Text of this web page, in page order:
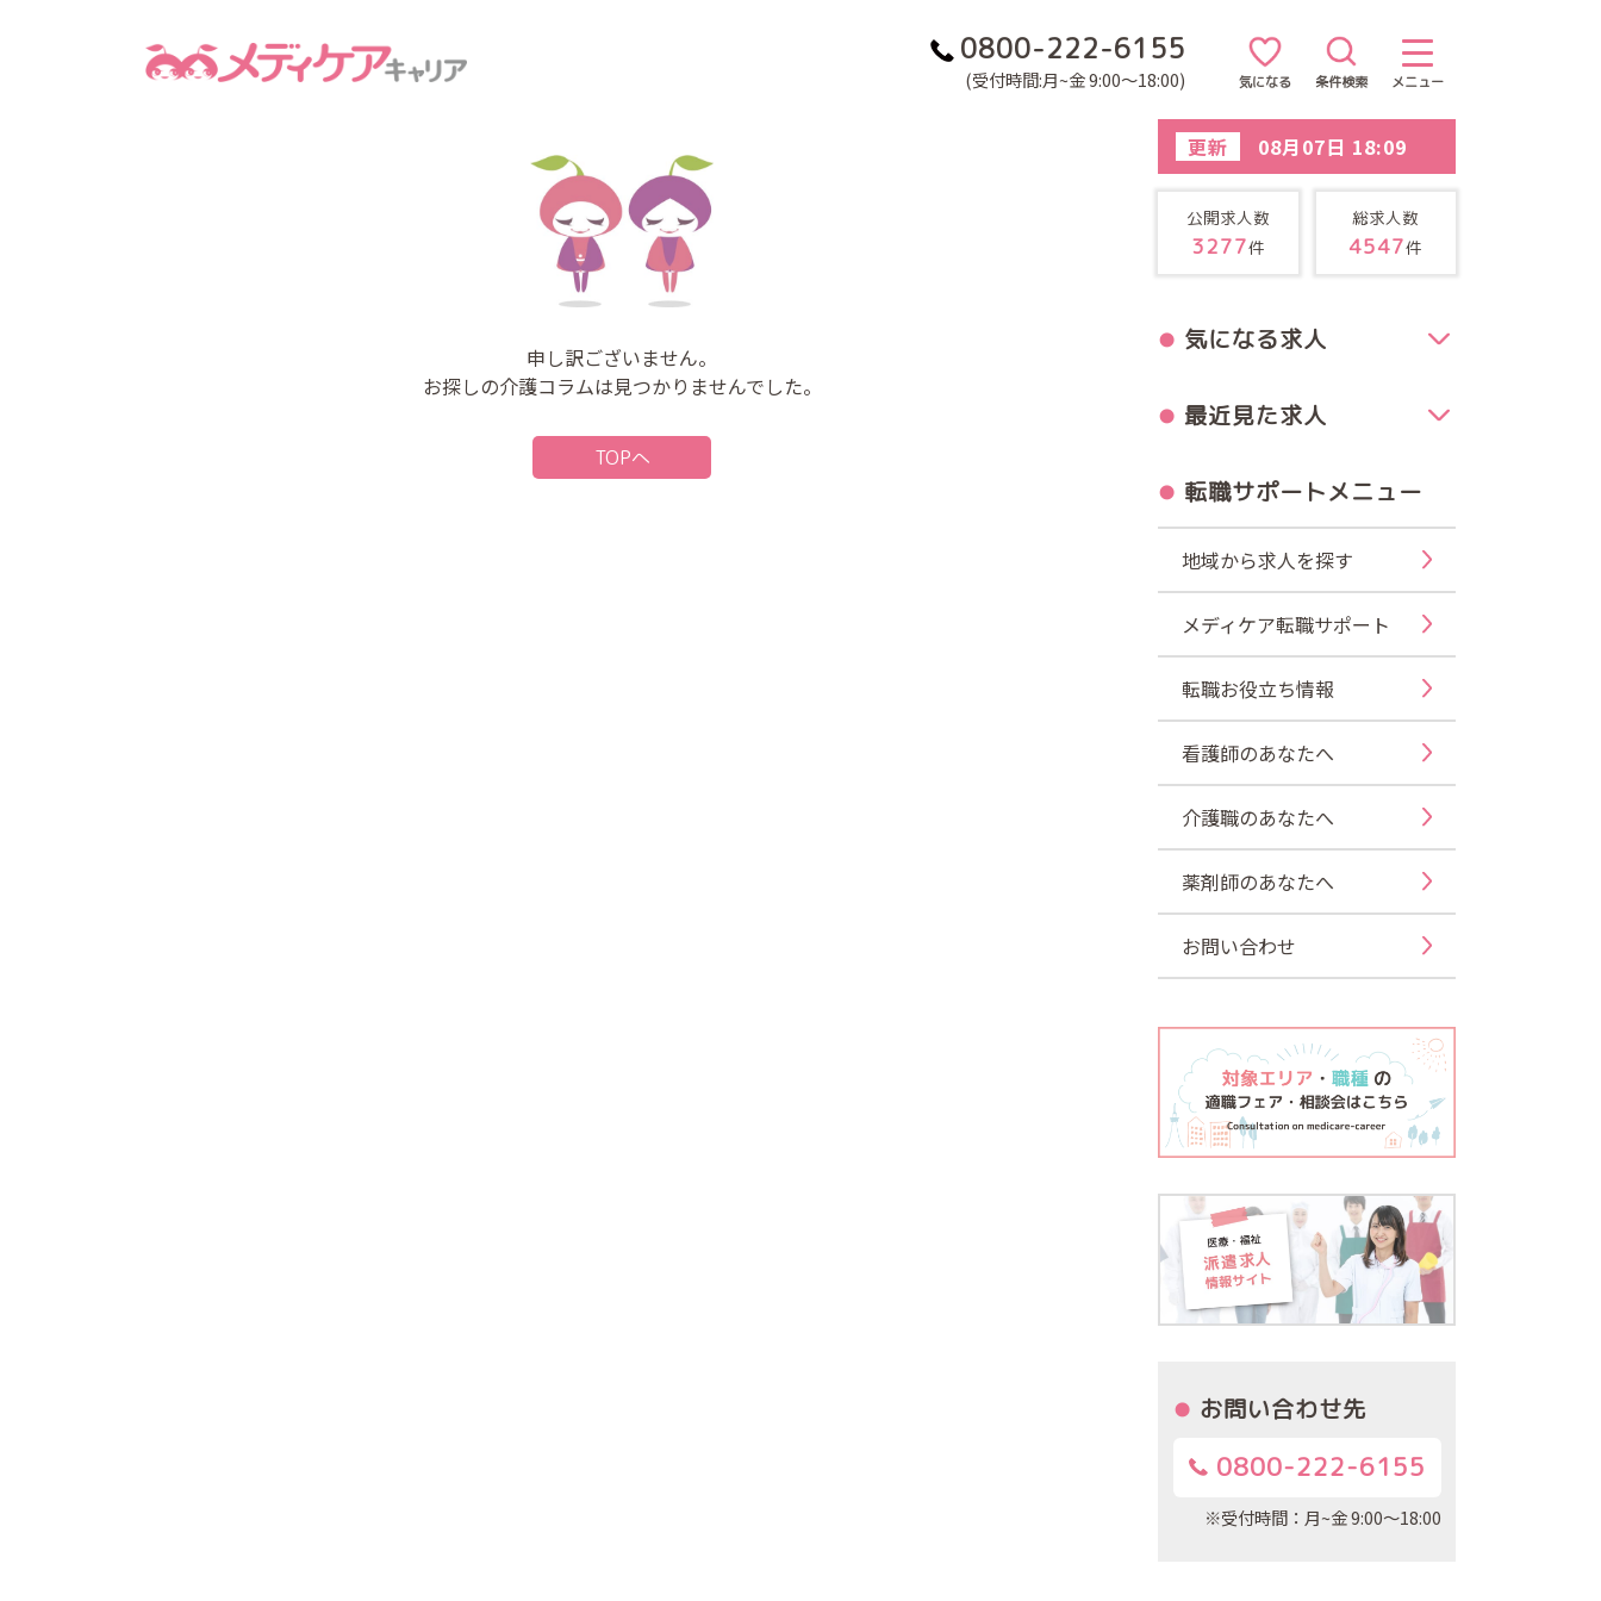
0800-222-6155
(受付時間:月~金 9:00～18:00) 気になる 条件検索 メニュー
申し訳ございません。
お探しの介護コラムは見つかりませんでした。
TOPへ
更新 08月07日 18:09
公開求人数
3277件
総求人数
4547件
気になる求人
最近見た求人
転職サポートメニュー
地域から求人を探す
メディケア転職サポート
転職お役立ち情報
看護師のあなたへ
介護職のあなたへ
薬剤師のあなたへ
お問い合わせ
お問い合わせ先
0800-222-6155
※受付時間：月~金 9:00～18:00